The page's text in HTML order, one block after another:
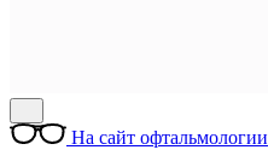
На сайт офтальмологии